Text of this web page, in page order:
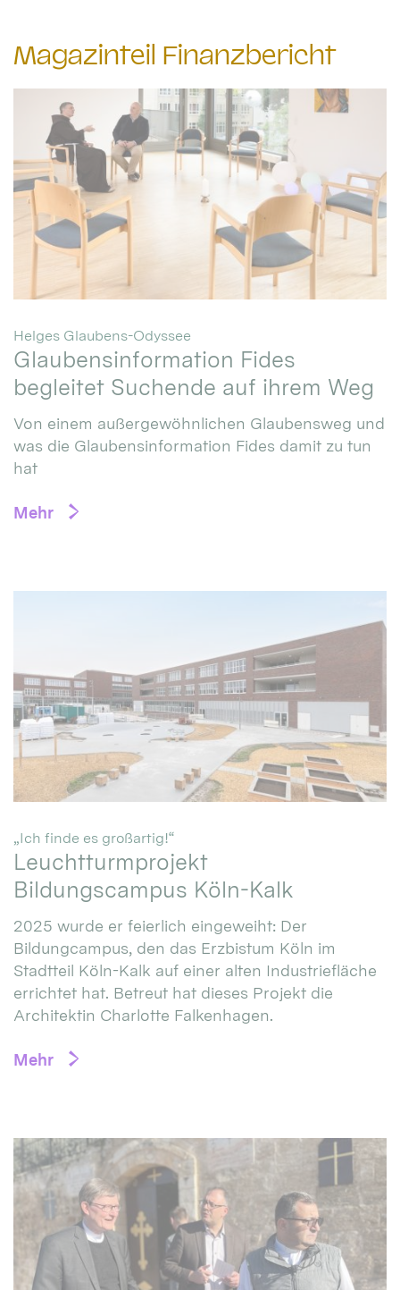
Magazinteil Finanzbericht
Helges Glaubens-Odyssee
Glaubensinformation Fides
begleitet Suchende auf ihrem Weg
Von einem außergewöhnlichen Glaubensweg und
was die Glaubensinformation Fides damit zu tun
hat
Mehr
„Ich finde es großartig!“
Leuchtturmprojekt
Bildungscampus Köln-Kalk
2025 wurde er feierlich eingeweiht: Der
Bildungcampus, den das Erzbistum Köln im
Stadtteil Köln-Kalk auf einer alten Industriefläche
errichtet hat. Betreut hat dieses Projekt die
Architektin Charlotte Falkenhagen.
Mehr